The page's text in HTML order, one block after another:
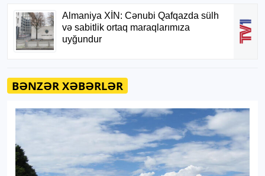
BƏNZƏR XƏBƏRLƏR